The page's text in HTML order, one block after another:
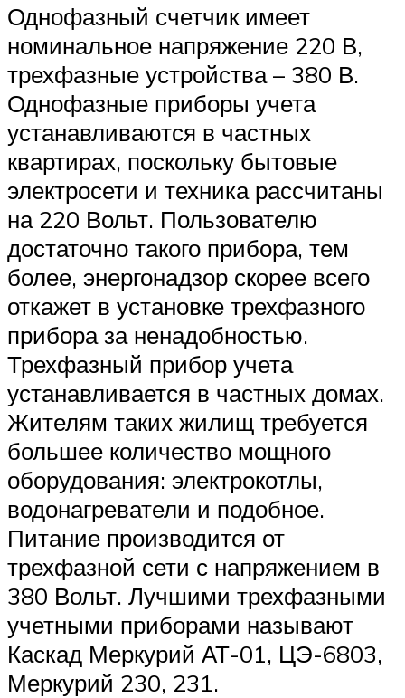
Однофазный счетчик имеет
номинальное напряжение 220 В,
трехфазные устройства – 380 В.
Однофазные приборы учета
устанавливаются в частных
квартирах, поскольку бытовые
электросети и техника рассчитаны
на 220 Вольт. Пользователю
достаточно такого прибора, тем
более, энергонадзор скорее всего
откажет в установке трехфазного
прибора за ненадобностью.
Трехфазный прибор учета
устанавливается в частных домах.
Жителям таких жилищ требуется
большее количество мощного
оборудования: электрокотлы,
водонагреватели и подобное.
Питание производится от
трехфазной сети с напряжением в
380 Вольт. Лучшими трехфазными
учетными приборами называют
Каскад Меркурий АТ-01, ЦЭ-6803,
Меркурий 230, 231.